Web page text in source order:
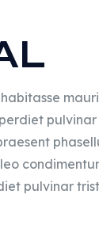
pulvinar